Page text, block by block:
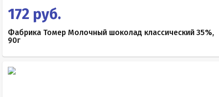
172 руб.
Фабрика Томер Молочный шоколад классический 35%,
90г